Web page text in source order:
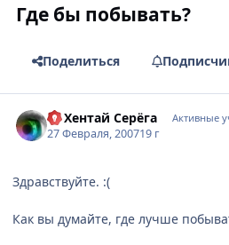
Где бы побывать?
Поделиться
DJ Хентай Серёга Активные
27 Февраля, 200719 г
Здравствуйте. :(
Как вы думайте, где лучше